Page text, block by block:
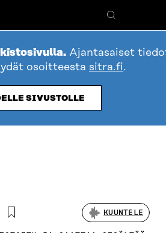
Hae
Ajantasaiset
osoitteesta sitra.fi.
SIVUSTOLLE
KUUNTELE